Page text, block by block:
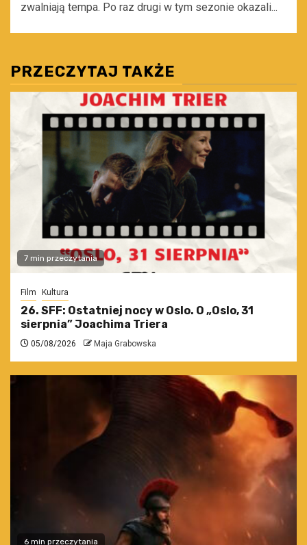
zwalniają tempa. Po raz drugi w tym sezonie okazali...
PRZECZYTAJ TAKŻE
7 min przeczytania
Film Kultura
26. SFF: Ostatniej nocy w Oslo. O „Oslo, 31
sierpnia” Joachima Triera
05/08/2026 Maja Grabowska
6 min przeczytania